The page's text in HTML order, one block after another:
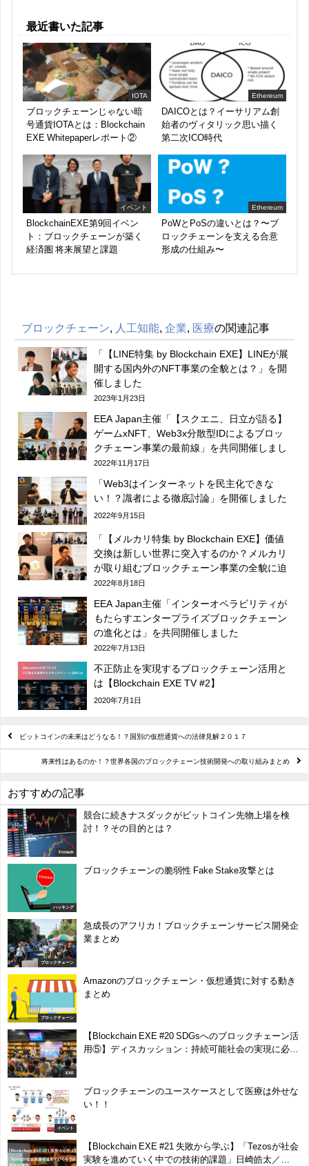
最近書いた記事
IOTA
ブロックチェーンじゃない暗
号通貨IOTAとは：Blockchain
EXE Whitepaperレポート②
Ethereum
DAICOとは？イーサリアム創
始者のヴィタリック思い描く
第二次ICO時代
イベント
BlockchainEXE第9回イベン
ト：ブロックチェーンが築く
経済圏 将来展望と課題
Ethereum
PoWとPoSの違いとは？〜ブ
ロックチェーンを支える合意
形成の仕組み〜
ブロックチェーン 人工知能 企業 医療の関連記事
「【LINE特集 by Blockchain EXE】LINEが展
開する国内外のNFT事業の全貌とは？」を開
催しました
2023年1月23日
EEA Japan主催「【スクエニ、日立が語る】
ゲームxNFT、Web3x分散型IDによるブロッ
クチェーン事業の最前線」を共同開催しまし
た
2022年11月17日
「Web3はインターネットを民主化できな
い！？識者による徹底討論」を開催しました
2022年9月15日
「【メルカリ特集 by Blockchain EXE】価値
交換は新しい世界に突入するのか？メルカリ
が取り組むブロックチェーン事業の全貌に迫
る！」を開催しました
2022年8月18日
EEA Japan主催「インターオペラビリティが
もたらすエンタープライズブロックチェーン
の進化とは」を共同開催しました
2022年7月13日
不正防止を実現するブロックチェーン活用と
は【Blockchain EXE TV #2】
2020年7月1日
ビットコインの未来はどうなる！？国別の仮想通貨への法律見解２０１７
将来性はあるのか！？世界各国のブロックチェーン技術開発への取り組みまとめ
おすすめの記事
Fintech
競合に続きナスダックがビットコイン先物上場を検
討！？その目的とは？
ハッキング
ブロックチェーンの脆弱性 Fake Stake攻撃とは
ブロックチェーン
急成長のアフリカ！ブロックチェーンサービス開発企
業まとめ
ブロックチェーン
Amazonのブロックチェーン・仮想通貨に対する動き
まとめ
EXE
【Blockchain EXE #20 SDGsへのブロックチェーン活
用⑤】ディスカッション：持続可能社会の実現に必要
イベント
ブロックチェーンのユースケースとして医療は外せな
い！！
【Blockchain EXE #21 失敗から学ぶ】「Tezosが社会
実験を進めていく中での技術的課題」日崎皓太／